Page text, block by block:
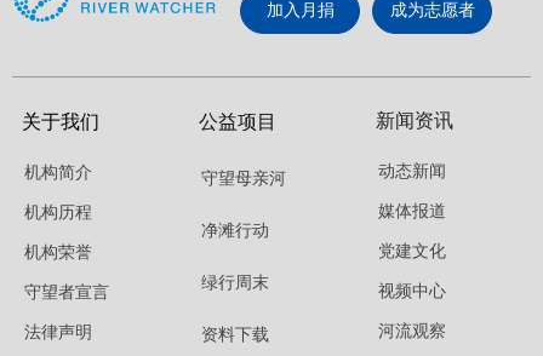
关于我们
机构简介
机构历程
机构荣誉
守望者宣言
法律声明
公益项目
守望母亲河
净滩行动
绿行周末
资料下载
新闻资讯
动态新闻
媒体报道
党建文化
视频中心
河流观察
加入月捐 成为志愿者